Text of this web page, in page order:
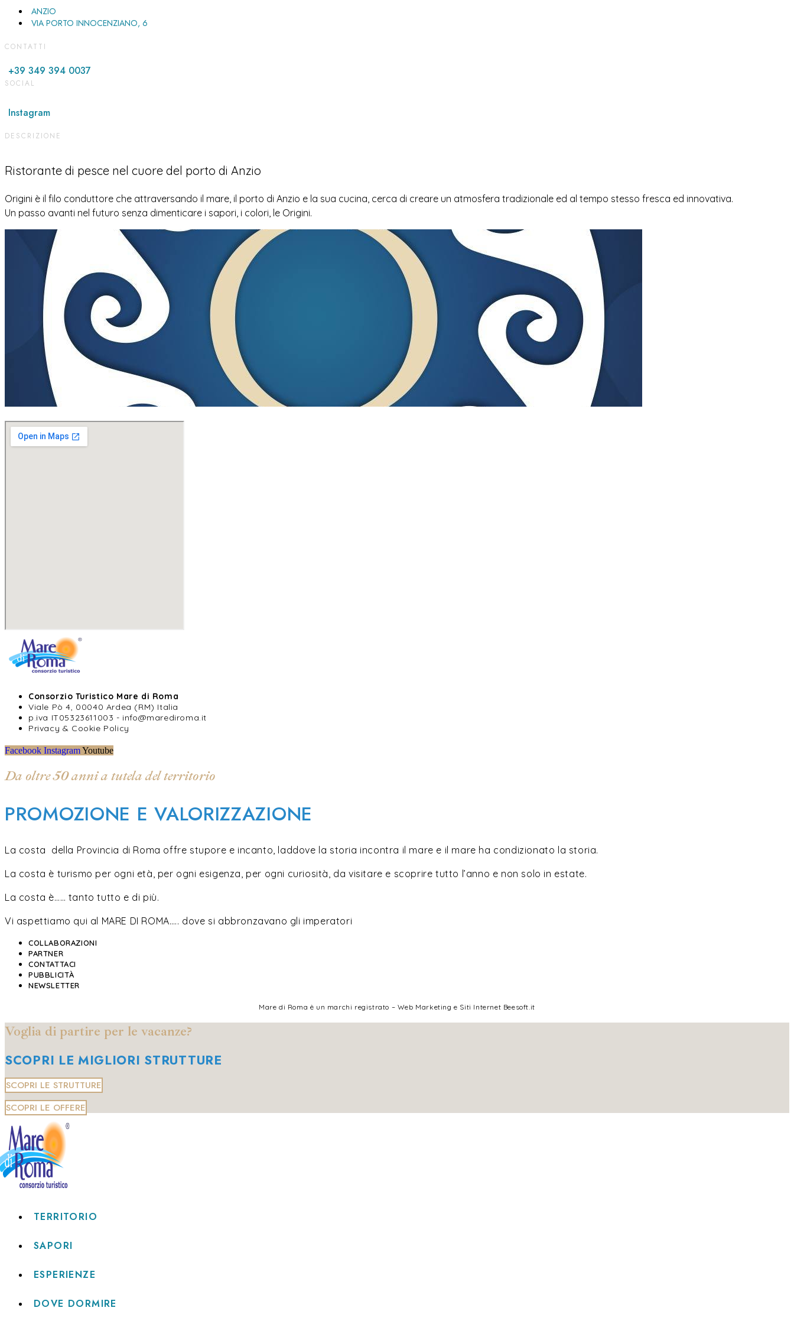
ANZIO
VIA PORTO INNOCENZIANO, 6
CONTATTI
+39 349 394 0037
SOCIAL
Instagram
DESCRIZIONE
Ristorante di pesce nel cuore del porto di Anzio
Origini è il filo conduttore che attraversando il mare, il porto di Anzio e la sua cucina, cerca di creare un atmosfera tradizionale ed al tempo stesso fresca ed innovativa.
Un passo avanti nel futuro senza dimenticare i sapori, i colori, le Origini.
Consorzio Turistico Mare di Roma
Viale Pò 4, 00040 Ardea (RM) Italia
p.iva IT05323611003 - info@marediroma.it
Privacy & Cookie Policy
Facebook InstagramYoutube
Da oltre 50 anni a tutela del territorio
PROMOZIONE E VALORIZZAZIONE
La costa della Provincia di Roma offre stupore e incanto, laddove la storia incontra il mare e il mare ha condizionato la storia.
La costa è turismo per ogni età, per ogni esigenza, per ogni curiosità, da visitare e scoprire tutto l’anno e non solo in estate.
La costa è…… tanto tutto e di più.
Vi aspettiamo qui al MARE DI ROMA….. dove si abbronzavano gli imperatori
COLLABORAZIONI
PARTNER
CONTATTACI
PUBBLICITÀ
NEWSLETTER
Mare di Roma è un marchi registrato – Web Marketing e Siti Internet Beesoft.it
Voglia di partire per le vacanze?
SCOPRI LE MIGLIORI STRUTTURE
SCOPRI LE STRUTTURE
SCOPRI LE OFFERE
TERRITORIO
SAPORI
ESPERIENZE
DOVE DORMIRE